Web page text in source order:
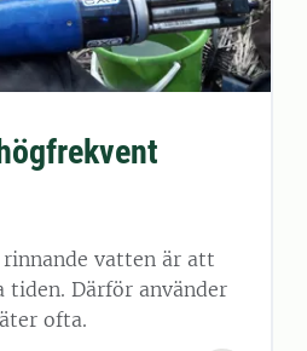
vatten är att
tiden. Därför använder
ofta.